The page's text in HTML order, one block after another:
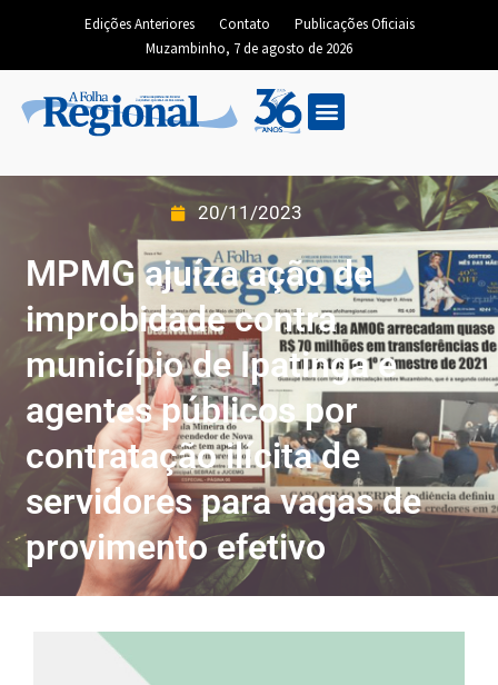
Edições Anteriores Contato
Publicações Oficiais
Muzambinho, 7 de agosto de 2026
20/11/2023
MPMG ajuíza ação de
improbidade contra
município de Ipatinga e
agentes públicos por
contratação ilícita de
servidores para vagas de
provimento efetivo